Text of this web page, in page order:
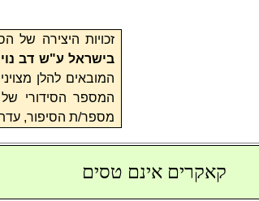
זכויות היצירה של
בישראל ע"ש דב
המובאים להלן
המספר הסידורי
מספר/ת הסיפור,
קאקרים אינם טסים